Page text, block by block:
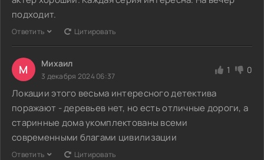
подходит.
Ответить Цитировать
М Михаил
3 декабря 2024 06:37
1 0
Локации этого весьма интересного детектива
поражают - деревьев нет, но есть отличные дороги, а
старинные дома укомплектованы всеми
современными благами цивилизации
Ответить Цитировать